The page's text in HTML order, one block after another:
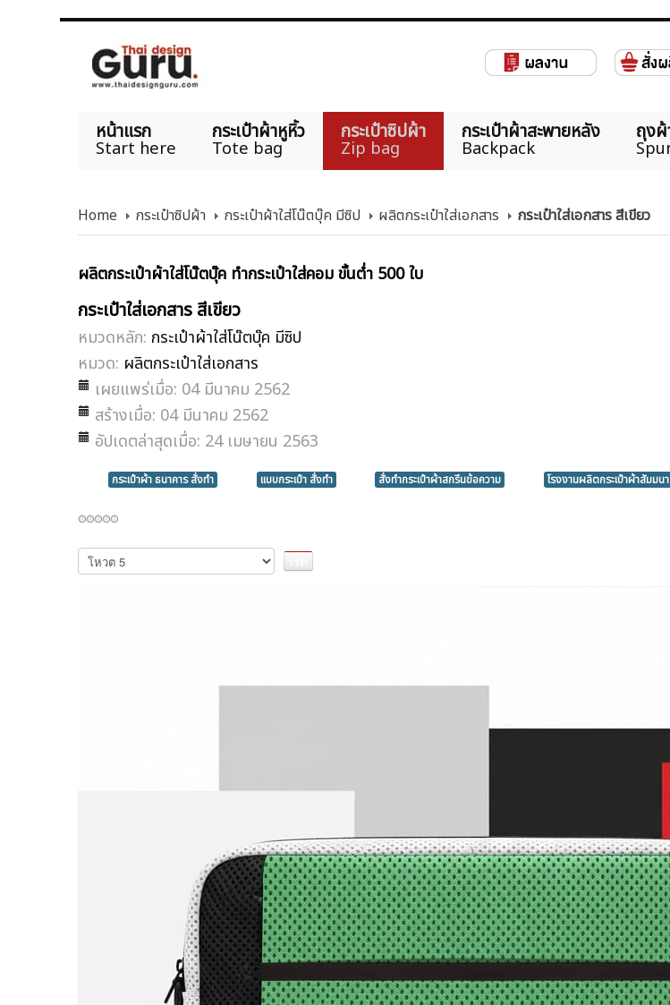
หน้าแรก
Start here
กระเป๋าผ้าหูหิ้ว
Tote bag
กระเป๋าซิปผ้า
Zip bag
กระเป๋าผ้าสะพายหลัง
Backpack
ถุง
Home กระเป๋าซิปผ้า กระเป๋าผ้าใส่โน๊ตบุ๊ค มีซิป ผลิตกระเป๋าใส่เอกสาร กระเป๋าใส่เอกสาร สีเขียว
ผลิตกระเป๋าผ้าใส่โน๊ตบุ๊ค ทำกระเป๋าใส่คอม ขั้นต่ำ 500 ใบ
กระเป๋าใส่เอกสาร สีเขียว
หมวดหลัก: กระเป๋าผ้าใส่โน๊ตบุ๊ค มีซิป
หมวด: ผลิตกระเป๋าใส่เอกสาร
เผยแพร่เมื่อ: 04 มีนาคม 2562
สร้างเมื่อ: 04 มีนาคม 2562
อัปเดตล่าสุดเมื่อ: 24 เมษายน 2563
กระเป๋าผ้า ธนาคาร สั่งทำ แบบกระเป๋า สั่งทำ สั่งทำกระเป๋าผ้าสกรีนข้อความ โรงงานผลิตกระเป๋าผ้าสัมมนา
กรุณา
ให้